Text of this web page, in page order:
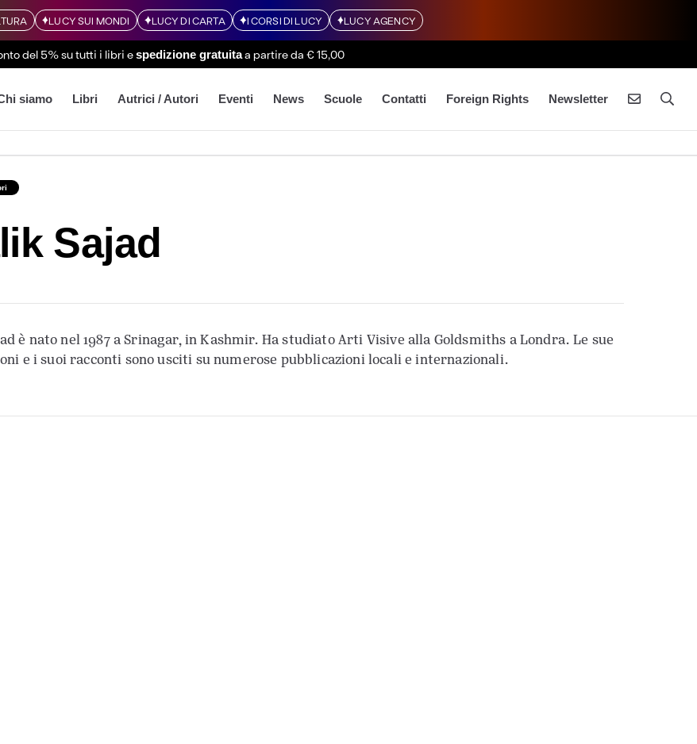
LUCY SUI MONDI LUCY DI CARTA I CORSI DI LUCY LUCY AGENCY
del 5% su tutti i libri espedizione gratuitaa partire da € 15,00
siamo Libri Autrici / Autori Eventi News Scuole Contatti Foreign Rights Newsletter
Sajad
è nato nel 1987 a Srinagar, in Kashmir. Ha studiato Arti Visive alla Goldsmiths a Londra. Le sue
e i suoi racconti sono usciti su numerose pubblicazioni locali e internazionali.